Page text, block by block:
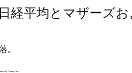
経平均とマザーズ
。